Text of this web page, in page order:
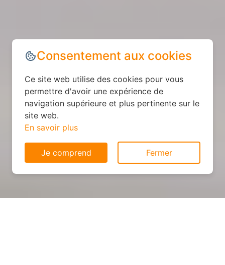
Consentement aux cookies
Ce site web utilise des cookies pour vous
permettre d'avoir une expérience de
navigation supérieure et plus pertinente sur le
site web.
En savoir plus
Je comprend Fermer